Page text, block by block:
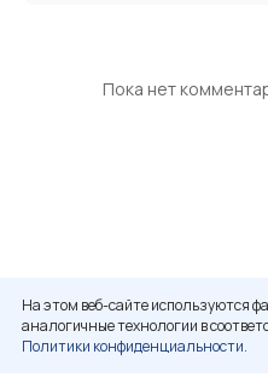
Пока нет
На этом веб-сайте используются
аналогичные технологии в
Политики конфиденциальности.